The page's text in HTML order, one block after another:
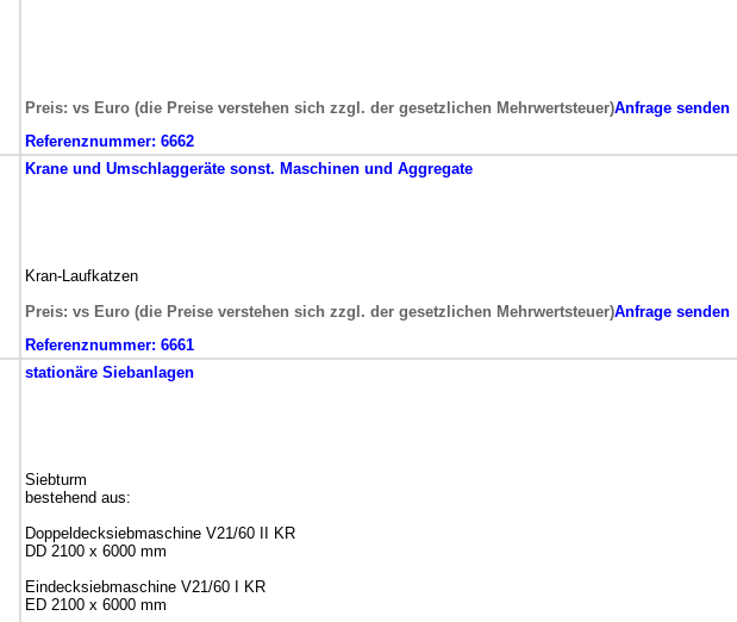
Preis: vs Euro (die Preise verstehen sich zzgl. der gesetzlichen Mehrwertsteuer)Anfrage senden
Referenznummer: 6662
Krane und Umschlaggeräte sonst. Maschinen und Aggregate
Kran-Laufkatzen
Preis: vs Euro (die Preise verstehen sich zzgl. der gesetzlichen Mehrwertsteuer)Anfrage senden
Referenznummer: 6661
stationäre Siebanlagen
Siebturm
bestehend aus:
Doppeldecksiebmaschine V21/60 II KR
DD 2100 x 6000 mm
Eindecksiebmaschine V21/60 I KR
ED 2100 x 6000 mm